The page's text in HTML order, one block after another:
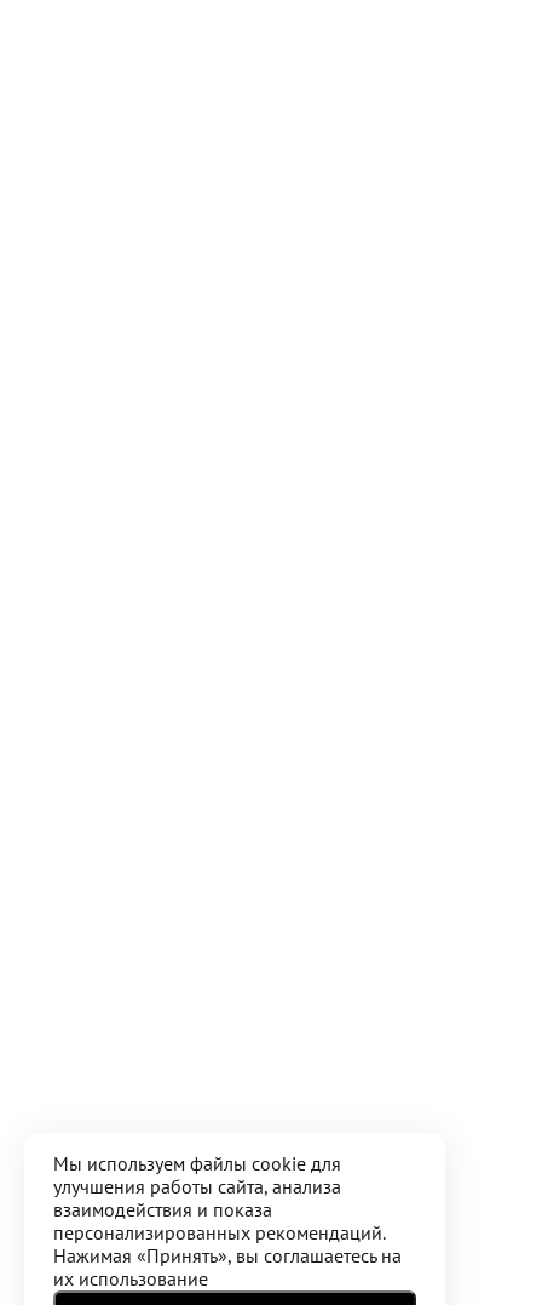
Мы используем файлы cookie для
улучшения работы сайта, анализа
взаимодействия и показа
персонализированных рекомендаций.
Нажимая «Принять», вы соглашаетесь на
их использование